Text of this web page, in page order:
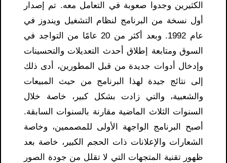
الكثيرين وجدوا صعوبة في التعامل معه. تم إصدار
أول نسخة من البرنامج لنظام التشغيل ويندوز في
عام 1992. وبعد أكثر من 20 عامًا من التواجد في
السوق ومتابعة إطلاق أحدث التعديلات والتحسينات
وإدخال أدوات جديدة من قبل المطورين، أدى ذلك
إلى نتائج جيدة لهذا البرنامج من حيث المبيعات
والشعبية، والتي زادت بشكل كبير، خاصة خلال
السنوات الثلاث الماضية مقارنة بالسنوات السابقة.
أصبح البرنامج الواجهة الأولى للمصممين، وخاصة
الشعارات والإعلانات ذات الحجم الكبير، خاصة بعد
ظهور تقنية المتجهات التي لا تقلل من جودة الصور